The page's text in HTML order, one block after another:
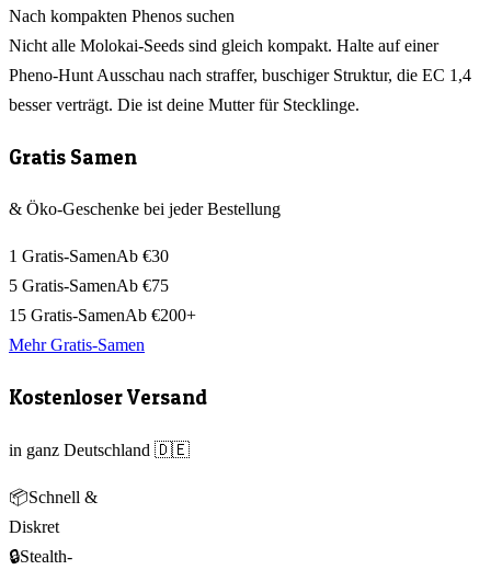
Nach kompakten Phenos suchen
Nicht alle Molokai-Seeds sind gleich kompakt. Halte auf einer
Pheno-Hunt Ausschau nach straffer, buschiger Struktur, die EC 1,4
besser verträgt. Die ist deine Mutter für Stecklinge.
Gratis Samen
& Öko-Geschenke bei jeder Bestellung
1 Gratis-SamenAb €30
5 Gratis-SamenAb €75
15 Gratis-SamenAb €200+
Mehr Gratis-Samen
Kostenloser Versand
in ganz Deutschland 🇩🇪
📦Schnell &
Diskret
🔒Stealth-